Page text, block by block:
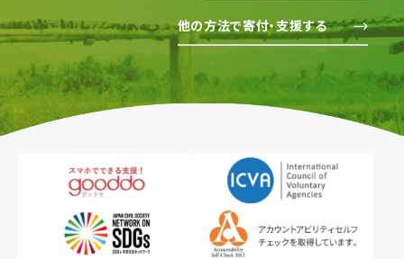
他の方法で寄付・支援する